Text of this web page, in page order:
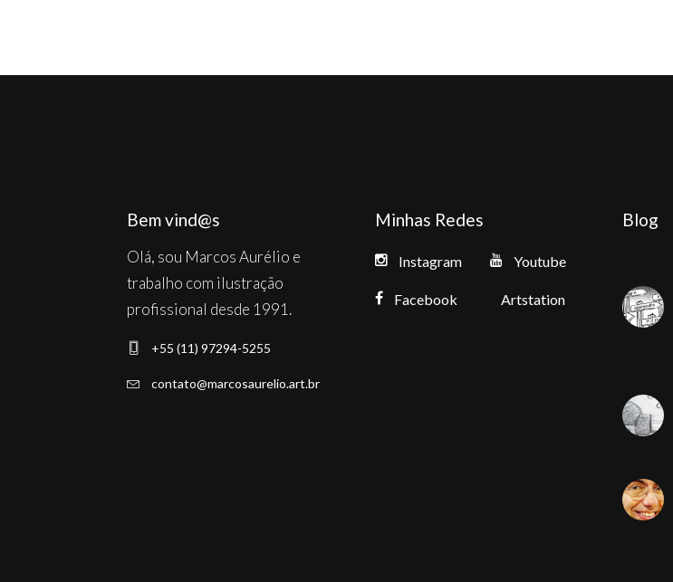
Bem vind@s
Olá, sou Marcos Aurélio e
trabalho com ilustração
profissional desde 1991.
+55 (11) 97294-5255
contato@marcosaurelio.art.br
Minhas Redes
Instagram
Facebook
Youtube
Artstation
Blog